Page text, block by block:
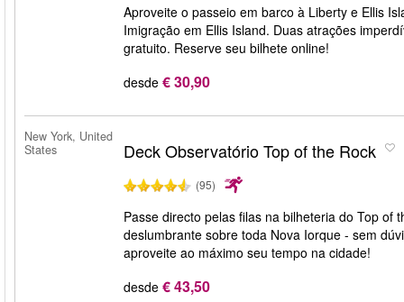
Aproveite o passeio em barco à Liberty e Ellis
Imigração em Ellis Island. Duas atrações
gratuito. Reserve seu bilhete online!
desde € 30,90
New York, United
States
Deck Observatório Top of the Rock
(95)
Passe directo pelas filas na bilheteria do Top of
deslumbrante sobre toda Nova Iorque - sem
aproveite ao máximo seu tempo na cidade!
desde € 43,50